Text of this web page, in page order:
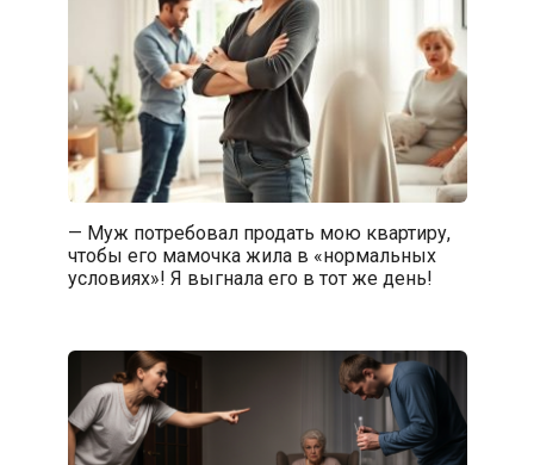
— Муж потребовал продать мою квартиру,
чтобы его мамочка жила в «нормальных
условиях»! Я выгнала его в тот же день!